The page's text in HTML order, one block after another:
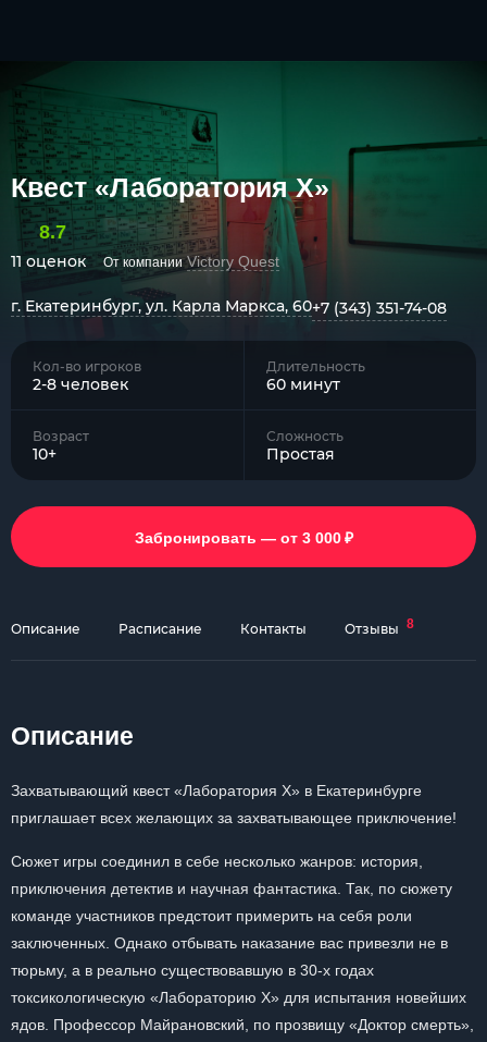
Квест «Лаборатория Х»
8.7
11 оценок От компании Victory Quest
г. Екатеринбург, ул. Карла Маркса, 60+7 (343) 351-74-08
Кол-во игроков
2-8 человек
Длительность
60 минут
Возраст
10+
Сложность
Простая
Забронировать — от 3 000 ₽
Описание Расписание Контакты Отзывы 8
Описание
Захватывающий квест «Лаборатория Х» в Екатеринбурге
приглашает всех желающих за захватывающее приключение!
Сюжет игры соединил в себе несколько жанров: история,
приключения детектив и научная фантастика. Так, по сюжету
команде участников предстоит примерить на себя роли
заключенных. Однако отбывать наказание вас привезли не в
тюрьму, а в реально существовавшую в 30-х годах
токсикологическую «Лабораторию Х» для испытания новейших
ядов. Профессор Майрановский, по прозвищу «Доктор смерть»,